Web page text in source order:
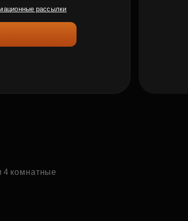
рассылки
4 комнатные